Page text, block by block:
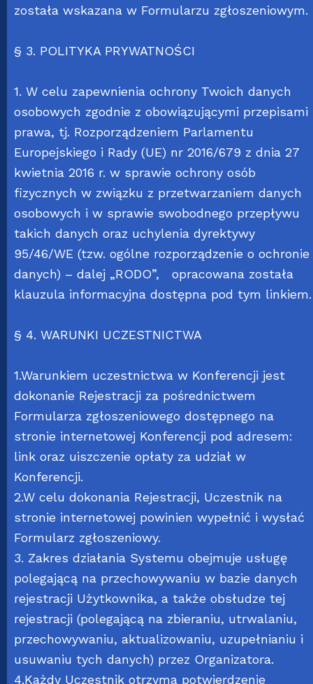
została wskazana w Formularzu zgłoszeniowym.
§ 3. POLITYKA PRYWATNOŚCI
1. W celu zapewnienia ochrony Twoich danych
osobowych zgodnie z obowiązującymi przepisami
prawa, tj. Rozporządzeniem Parlamentu
Europejskiego i Rady (UE) nr 2016/679 z dnia 27
kwietnia 2016 r. w sprawie ochrony osób
fizycznych w związku z przetwarzaniem danych
osobowych i w sprawie swobodnego przepływu
takich danych oraz uchylenia dyrektywy
95/46/WE (tzw. ogólne rozporządzenie o ochronie
danych) – dalej „RODO”, opracowana została
klauzula informacyjna dostępna pod tym linkiem.
§ 4. WARUNKI UCZESTNICTWA
1.Warunkiem uczestnictwa w Konferencji jest
dokonanie Rejestracji za pośrednictwem
Formularza zgłoszeniowego dostępnego na
stronie internetowej Konferencji pod adresem:
link oraz uiszczenie opłaty za udział w
Konferencji.
2.W celu dokonania Rejestracji, Uczestnik na
stronie internetowej powinien wypełnić i wysłać
Formularz zgłoszeniowy.
3. Zakres działania Systemu obejmuje usługę
polegającą na przechowywaniu w bazie danych
rejestracji Użytkownika, a także obsłudze tej
rejestracji (polegającą na zbieraniu, utrwalaniu,
przechowywaniu, aktualizowaniu, uzupełnianiu i
usuwaniu tych danych) przez Organizatora.
4.Każdy Uczestnik otrzyma potwierdzenie